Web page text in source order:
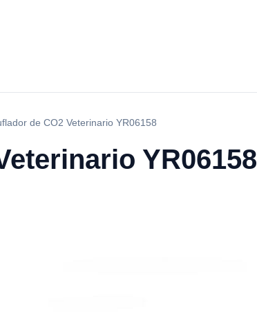
de CO2 Veterinario YR06158
YR06158